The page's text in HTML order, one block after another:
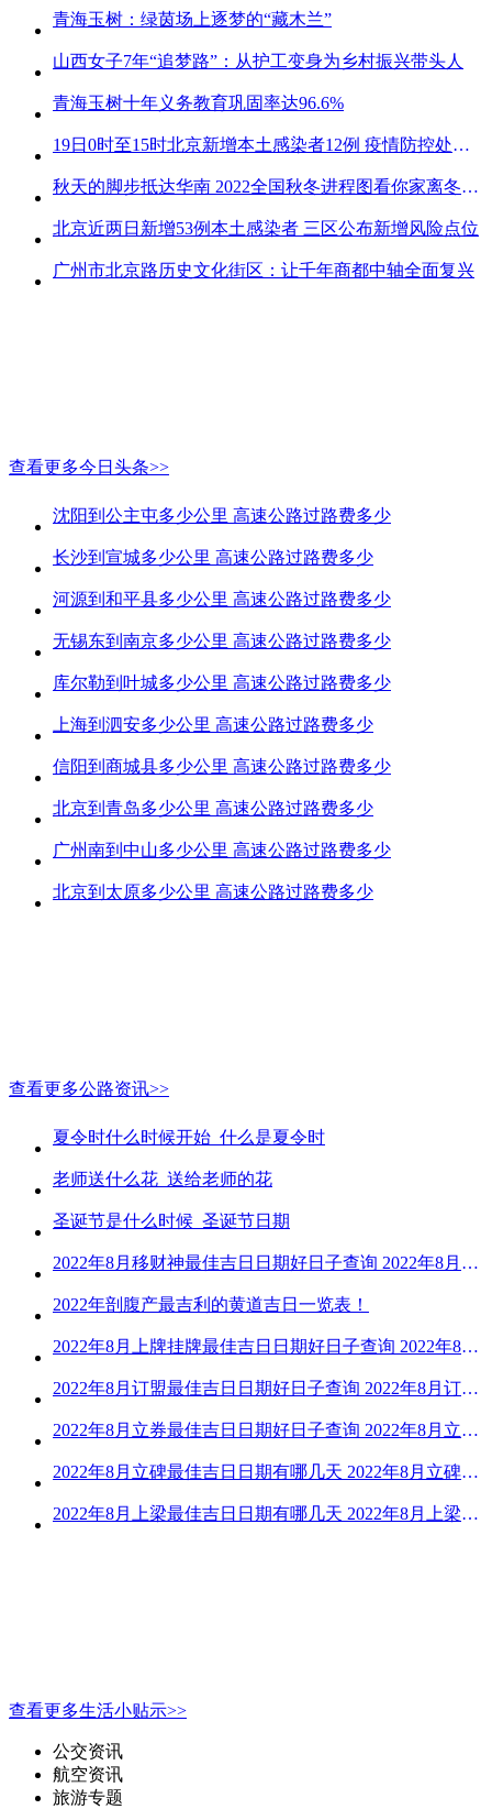
青海玉树：绿茵场上逐梦的“藏木兰”
山西女子7年“追梦路”：从护工变身为乡村振兴带头人
青海玉树十年义务教育巩固率达96.6%
19日0时至15时北京新增本土感染者12例 疫情防控处关键时刻
秋天的脚步抵达华南 2022全国秋冬进程图看你家离冬天有多远
北京近两日新增53例本土感染者 三区公布新增风险点位
广州市北京路历史文化街区：让千年商都中轴全面复兴
查看更多今日头条>>
沈阳到公主屯多少公里 高速公路过路费多少
长沙到宣城多少公里 高速公路过路费多少
河源到和平县多少公里 高速公路过路费多少
无锡东到南京多少公里 高速公路过路费多少
库尔勒到叶城多少公里 高速公路过路费多少
上海到泗安多少公里 高速公路过路费多少
信阳到商城县多少公里 高速公路过路费多少
北京到青岛多少公里 高速公路过路费多少
广州南到中山多少公里 高速公路过路费多少
北京到太原多少公里 高速公路过路费多少
查看更多公路资讯>>
夏令时什么时候开始_什么是夏令时
老师送什么花_送给老师的花
圣诞节是什么时候_圣诞节日期
2022年8月移财神最佳吉日日期好日子查询 2022年8月移财神吉日一览
2022年剖腹产最吉利的黄道吉日一览表！
2022年8月上牌挂牌最佳吉日日期好日子查询 2022年8月上牌吉日精选
2022年8月订盟最佳吉日日期好日子查询 2022年8月订盟黄道吉日一览
2022年8月立券最佳吉日日期好日子查询 2022年8月立券的黄道吉日一览
2022年8月立碑最佳吉日日期有哪几天 2022年8月立碑吉日查询
2022年8月上梁最佳吉日日期有哪几天 2022年8月上梁的黄道吉日
查看更多生活小贴示>>
公交资讯
航空资讯
旅游专题